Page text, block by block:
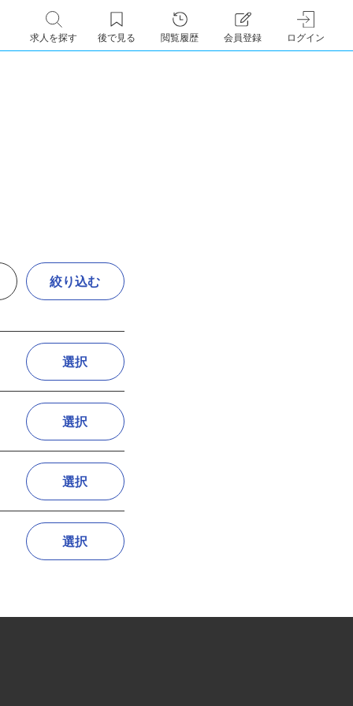
求人を探す 後で見る 閲覧履歴 会員登録 ログイン
絞り込む
選択
選択
選択
選択